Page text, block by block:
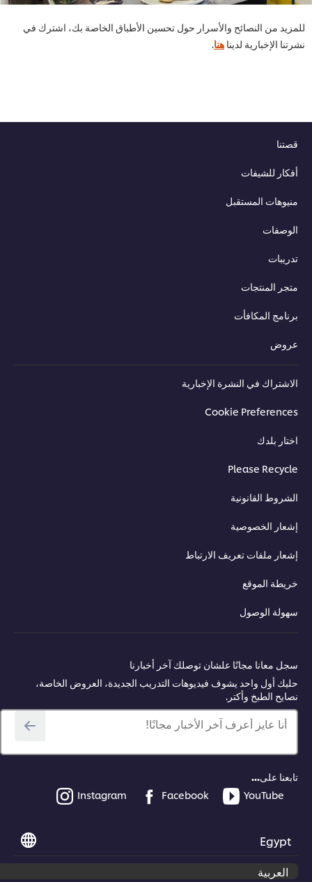
من النصائح والأسرار حول تحسين الأطباق الخاصة بك، اشترك في
الإخبارية لديناهنا.
للشيفات
المستقبل
المنتجات
المكافأت
في النشرة الإخبارية
Cookie
بلدك
Please
القانونية
الخصوصية
ملفات تعريف الارتباط
الموقع
الوصول
معانا مجانًا علشان توصلك آخر أخبارنا
أول واحد يشوف فيديوهات التدريب الجديدة، العروض الخاصة،
الطبخ وأكتر.
أنا عايز أعرف آخر الأخبار مجانًا!
على...
YouTube
Facebook
Instagram